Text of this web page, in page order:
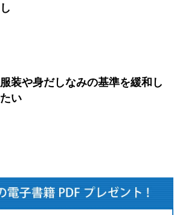
し
服装や身だしなみの基準を緩和し
たい